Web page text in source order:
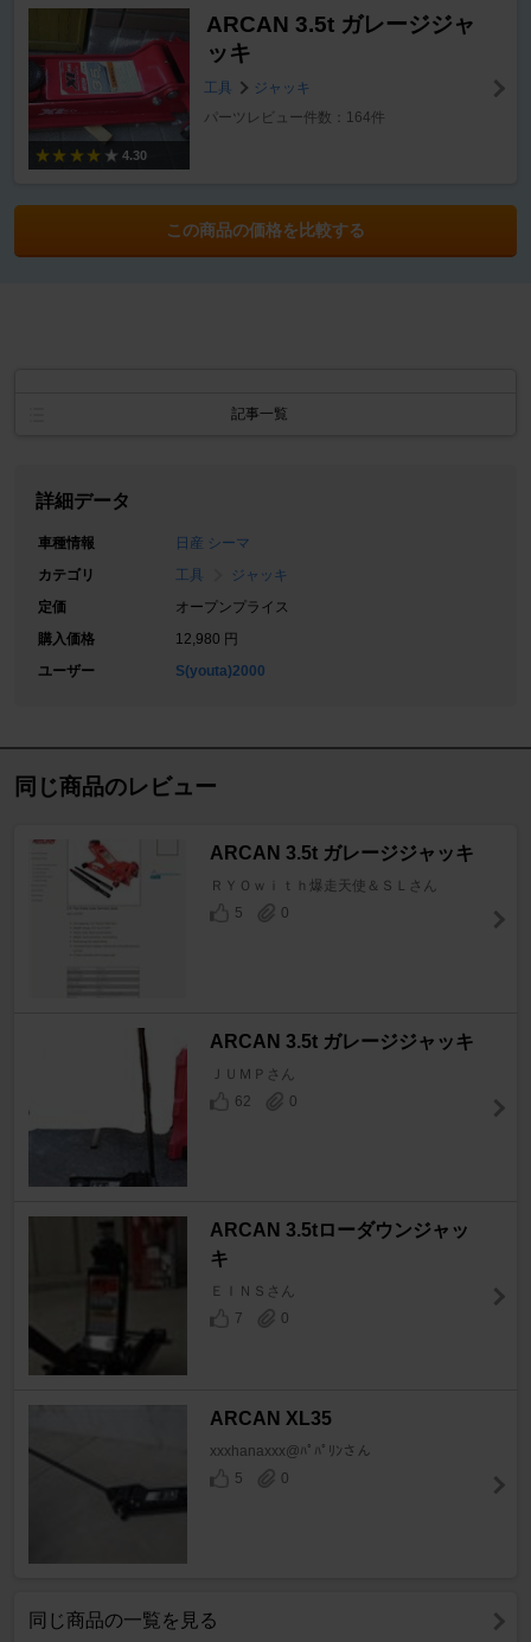
4.30
ARCAN 3.5t ガレージジャ
ッキ
工具
ジャッキ
パーツレビュー件数：164件
この商品の価格を比較する
記事一覧
詳細データ
車種情報
日産 シーマ
カテゴリ
工具
ジャッキ
定価
オープンプライス
購入価格
12,980 円
ユーザー
S(youta)2000
同じ商品のレビュー
ARCAN 3.5t ガレージジャッキ
ＲＹＯｗｉｔｈ爆走天使＆ＳＬさん
5
0
ARCAN 3.5t ガレージジャッキ
ＪＵＭＰさん
62
0
ARCAN 3.5tローダウンジャッ
キ
ＥＩＮＳさん
7
0
ARCAN XL35
xxxhanaxxx@ﾊﾟﾊﾟﾘﾝさん
5
0
同じ商品の一覧を見る